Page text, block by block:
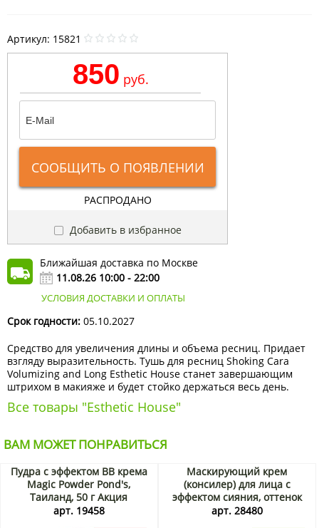
Артикул: 15821
850 руб.
СООБЩИТЬ О ПОЯВЛЕНИИ
РАСПРОДАНО
Добавить в избранное
Ближайшая доставка по Москве
11.08.26 10:00 - 22:00
УСЛОВИЯ ДОСТАВКИ И ОПЛАТЫ
Срок годности: 05.10.2027
Средство для увеличения длины и объема ресниц. Придает
взгляду выразительность. Тушь для ресниц Shoking Cara
Volumizing and Long Esthetic House станет завершающим
штрихом в макияже и будет стойко держаться весь день.
Все товары "Esthetic House"
ВАМ МОЖЕТ ПОНРАВИТЬСЯ
Пудра с эффектом ВВ крема
Magic Powder Pond's,
Таиланд, 50 г Акция
арт. 19458
Маскирующий крем
(консилер) для лица с
эффектом сияния, оттенок
«слоновая кость» (Light
арт. 28480